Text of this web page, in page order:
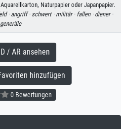
Naturpapier oder Japanpapier.
· angriff · schwert · militär · fallen · diener ·
generäle
/ AR ansehen
hinzufügen
0 Bewertungen